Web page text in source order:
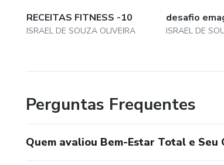
RECEITAS FITNESS -10
ISRAEL DE SOUZA OLIVEIRA
desafio
ISRAEL DE
Perguntas Frequentes
Quem avaliou Bem-Estar Total e Seu